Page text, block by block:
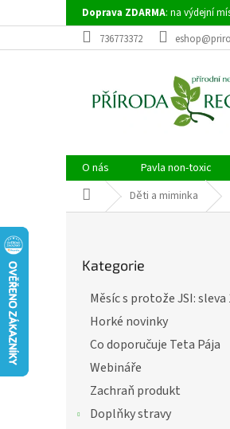
na
Doprava ZDARMA: na výdejní
736773372
O nás Pavla non-toxic
Domů Děti a miminka
kategorie
Kategorie
Měsíc s protože JSI: sleva
Horké novinky
Co doporučuje Teta Pája
Webináře
Zachraň produkt
Doplňky stravy